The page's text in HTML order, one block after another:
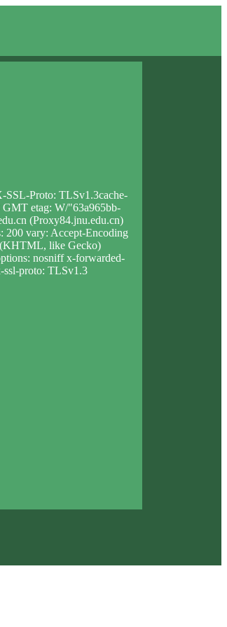
Proto: TLSv1.3cache-
GMT etag: W/"63a965bb-
(Proxy84.jnu.edu.cn)
200 vary: Accept-Encoding
(KHTML, like Gecko)
nosniff x-forwarded-
ssl-proto: TLSv1.3